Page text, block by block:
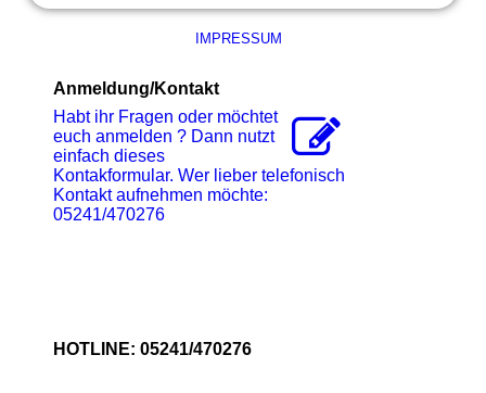
IMPRESSUM
Anmeldung/Kontakt
Habt ihr Fragen oder möchtet
euch anmelden ? Dann nutzt
einfach dieses
Kontakformular. Wer lieber telefonisch
Kontakt aufnehmen möchte:
05241/470276
HOTLINE: 05241/470276